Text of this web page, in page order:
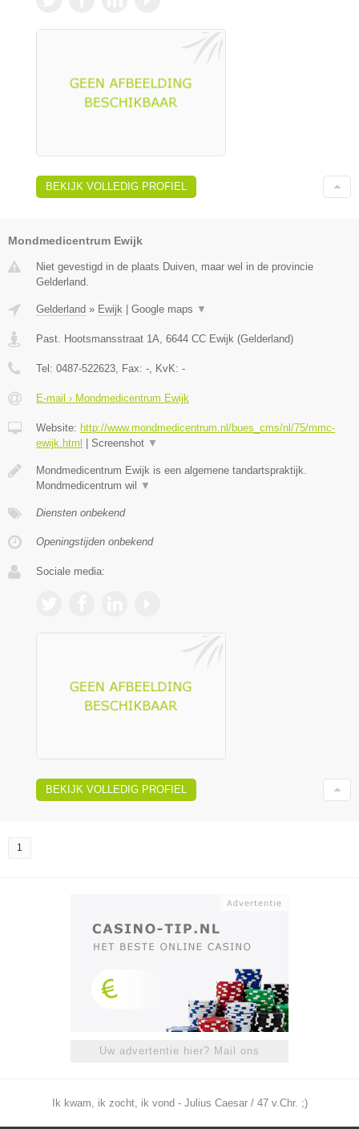
BEKIJK VOLLEDIG PROFIEL
Mondmedicentrum Ewijk
Niet gevestigd in de plaats Duiven, maar wel in de provincie
Gelderland.
Gelderland » Ewijk | Google maps ▼
Past. Hootsmansstraat 1A 6644 CC Ewijk (Gelderland)
Tel: 0487-522623 , Fax: - , KvK: -
E-mail › Mondmedicentrum Ewijk
Website: http://www.mondmedicentrum.nl/bues_cms/nl/75/mmc-
ewijk.html | Screenshot ▼
Mondmedicentrum Ewijk is een algemene tandartspraktijk.
Mondmedicentrum wil ▼
Diensten onbekend
Openingstijden onbekend
Sociale media:
BEKIJK VOLLEDIG PROFIEL
1
Uw advertentie hier? Mail ons
Ik kwam, ik zocht, ik vond - Julius Caesar / 47 v.Chr. ;)